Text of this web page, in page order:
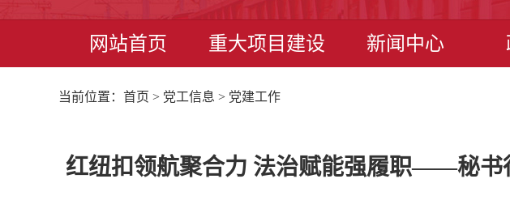
网站首页 重大项目建设 新闻中心
当前位置： 首页 > 党工信息 > 党建工作
红纽扣领航聚合力 法治赋能强履职——秘书